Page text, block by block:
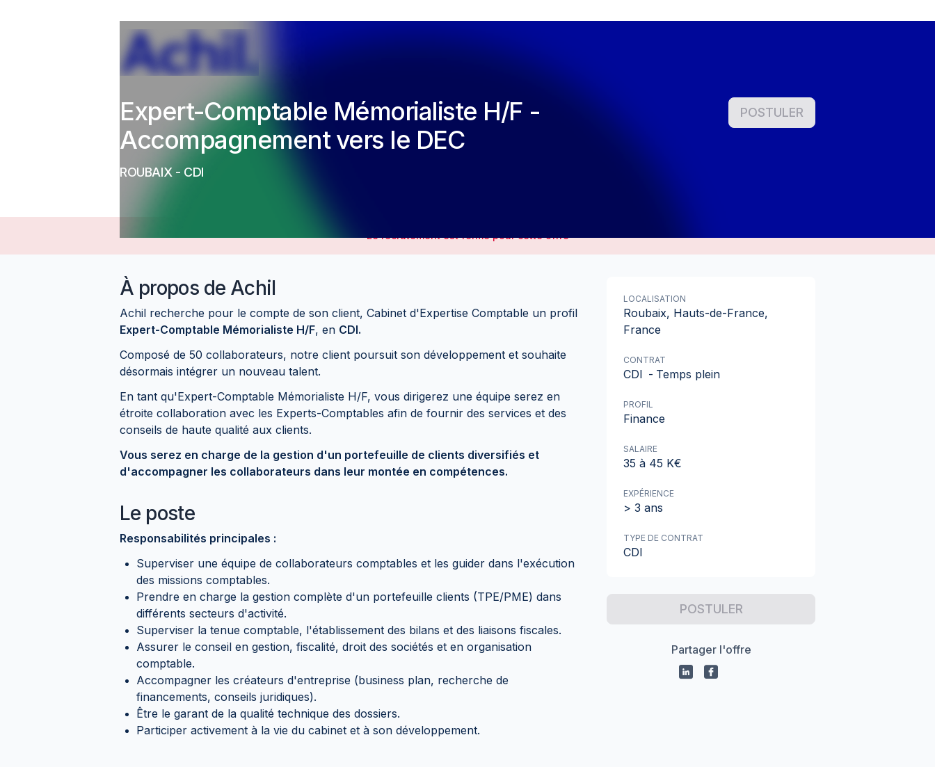
Expert-Comptable Mémorialiste H/F -
Accompagnement vers le DEC
ROUBAIX - CDI
POSTULER
Le recrutement est fermé pour cette offre
À propos de Achil
Achil recherche pour le compte de son client, Cabinet d'Expertise Comptable un profil
Expert-Comptable Mémorialiste H/F, en CDI.
Composé de 50 collaborateurs, notre client poursuit son développement et souhaite
désormais intégrer un nouveau talent.
En tant qu'Expert-Comptable Mémorialiste H/F, vous dirigerez une équipe serez en
étroite collaboration avec les Experts-Comptables afin de fournir des services et des
conseils de haute qualité aux clients.
Vous serez en charge de la gestion d'un portefeuille de clients diversifiés et
d'accompagner les collaborateurs dans leur montée en compétences.
Le poste
Responsabilités principales :
Superviser une équipe de collaborateurs comptables et les guider dans l'exécution
des missions comptables.
Prendre en charge la gestion complète d'un portefeuille clients (TPE/PME) dans
différents secteurs d'activité.
Superviser la tenue comptable, l'établissement des bilans et des liaisons fiscales.
Assurer le conseil en gestion, fiscalité, droit des sociétés et en organisation
comptable.
Accompagner les créateurs d'entreprise (business plan, recherche de
financements, conseils juridiques).
Être le garant de la qualité technique des dossiers.
Participer activement à la vie du cabinet et à son développement.
LOCALISATION
Roubaix, Hauts-de-France,
France
CONTRAT
CDI - Temps plein
PROFIL
Finance
SALAIRE
35 à 45 K€
EXPÉRIENCE
> 3 ans
TYPE DE CONTRAT
CDI
POSTULER
Partager l'offre